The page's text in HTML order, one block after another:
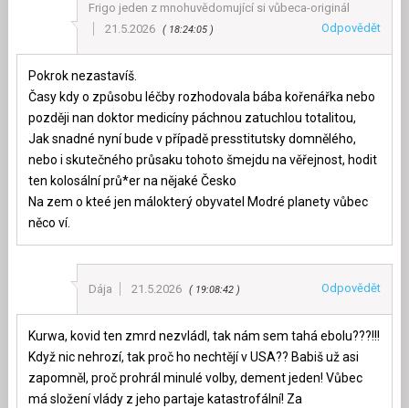
Frigo jeden z mnohuvědomující si vůbeca-originál
21.5.2026
18:24:05 Odpovědět
Pokrok nezastavíš.
Časy kdy o způsobu léčby rozhodovala bába kořenářka nebo
později nan doktor medicíny páchnou zatuchlou totalitou,
Jak snadné nyní bude v případě presstitutsky domnělého,
nebo i skutečného průsaku tohoto šmejdu na věřejnost, hodit
ten kolosální prů*er na nějaké Česko
Na zem o kteé jen málokterý obyvatel Modré planety vůbec
něco ví.
Dája 21.5.2026 19:08:42 Odpovědět
Kurwa, kovid ten zmrd nezvládl, tak nám sem tahá ebolu???!!!
Když nic nehrozí, tak proč ho nechtějí v USA?? Babiš už asi
zapomněl, proč prohrál minulé volby, dement jeden! Vůbec
má složení vlády z jeho partaje katastrofální! Za